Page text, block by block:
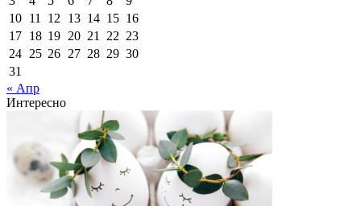
10 11 12 13 14 15 16
17 18 19 20 21 22 23
24 25 26 27 28 29 30
31
« Апр
Интересно